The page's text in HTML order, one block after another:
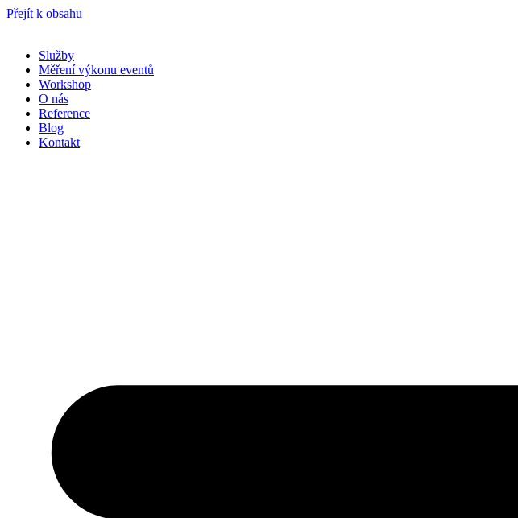
Přejít k obsahu
Služby
Měření výkonu eventů
Workshop
O nás
Reference
Blog
Kontakt